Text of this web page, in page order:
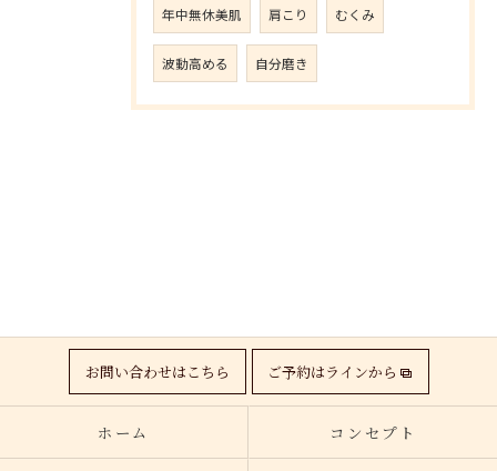
年中無休美肌 肩こり むくみ
波動高める 自分磨き
お問い合わせはこちら ご予約はラインから
ホーム コンセプト